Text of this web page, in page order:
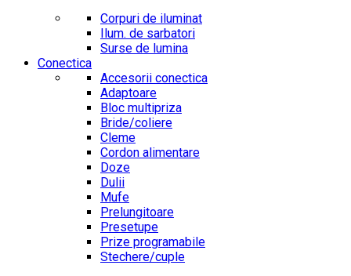
Corpuri de iluminat
Ilum. de sarbatori
Surse de lumina
Conectica
Accesorii conectica
Adaptoare
Bloc multipriza
Bride/coliere
Cleme
Cordon alimentare
Doze
Dulii
Mufe
Prelungitoare
Presetupe
Prize programabile
Stechere/cuple